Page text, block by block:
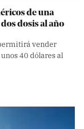
de una
dosis al año
vender
40 dólares al